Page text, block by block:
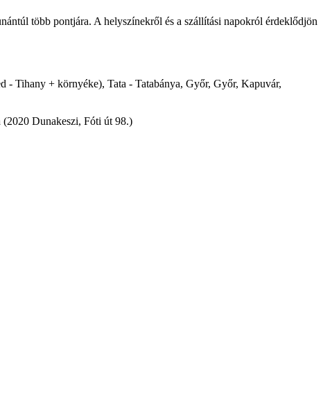
több pontjára. A helyszínekről és a szállítási napokról érdeklődjön
- Tihany + környéke), Tata - Tatabánya, Győr, Győr, Kapuvár,
(2020 Dunakeszi, Fóti út 98.)